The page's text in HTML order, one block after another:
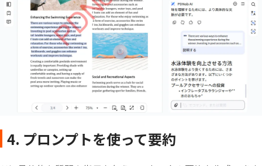
4. プロンプトを使って要約